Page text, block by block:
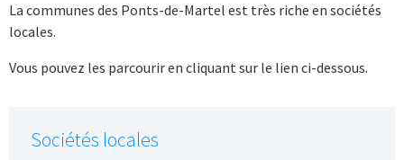
La communes des Ponts-de-Martel est très riche en sociétés
locales.
Vous pouvez les parcourir en cliquant sur le lien ci-dessous.
Sociétés locales